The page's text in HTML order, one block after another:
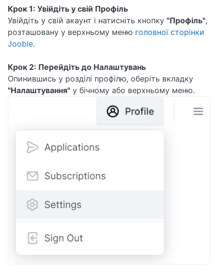
Крок 1: Увійдіть у свій Профіль
Увійдіть у свій акаунт і натисніть кнопку "Профіль",
розташовану у верхньому меню головної сторінки
Jooble.
Крок 2: Перейдіть до Налаштувань
Опинившись у розділі профілю, оберіть вкладку
"Налаштування" у бічному або верхньому меню.